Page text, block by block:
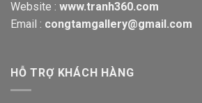
Website : www.tranh360.com
Email : congtamgallery@gmail.com
HỖ TRỢ KHÁCH HÀNG